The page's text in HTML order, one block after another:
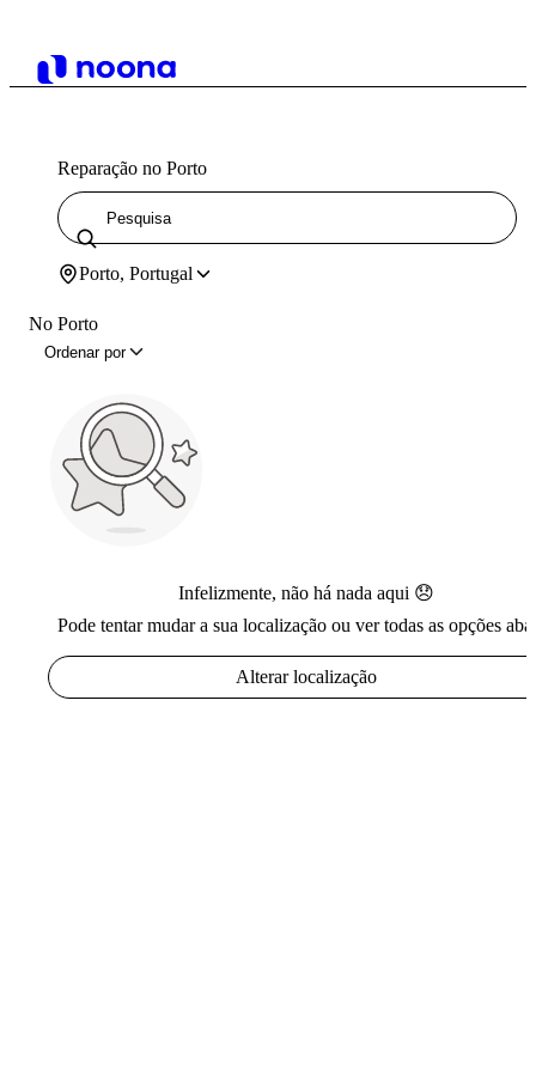
Reparação no Porto
Porto, Portugal
No Porto
Ordenar por
Infelizmente, não há nada aqui 😞
Pode tentar mudar a sua localização ou ver todas as opções
Alterar localização